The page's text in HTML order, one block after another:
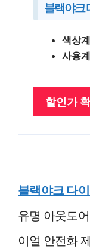
블랙야크
색상
사용
할인가
블랙야크 다
유명 아웃도
이얼 안전화